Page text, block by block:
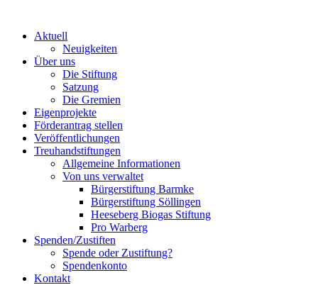
wechselnAktuell
Neuigkeiten
Über uns
Die Stiftung
Satzung
Die Gremien
Eigenprojekte
Förderantrag stellen
Veröffentlichungen
Treuhandstiftungen
Allgemeine Informationen
Von uns verwaltet
Bürgerstiftung Barmke
Bürgerstiftung Söllingen
Heeseberg Biogas Stiftung
Pro Warberg
Spenden/Zustiften
Spende oder Zustiftung?
Spendenkonto
Kontakt